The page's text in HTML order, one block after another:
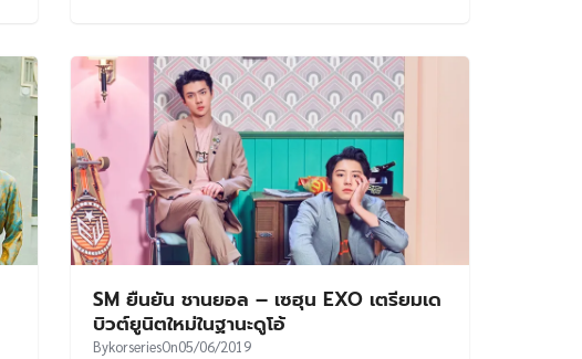
SM ยืนยัน ชานยอล – เซฮุน EXO เตรียมเด
บิวต์ยูนิตใหม่ในฐานะดูโอ้
BykorseriesOn05/06/2019